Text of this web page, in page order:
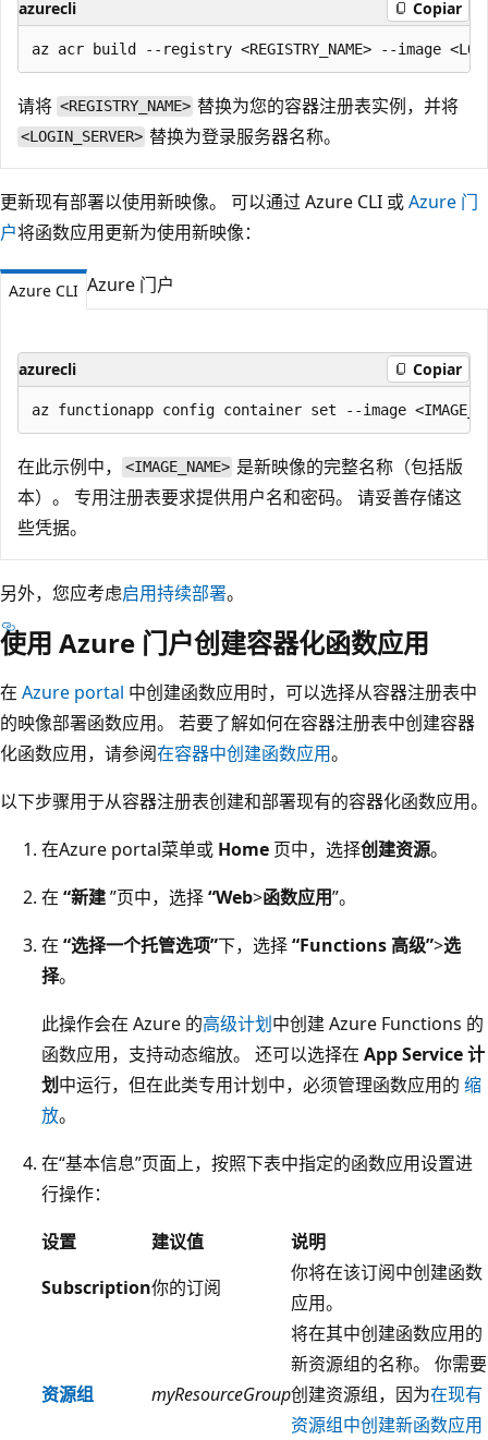
azurecli Copiar
请将 <REGISTRY_NAME> 替换为您的容器注册表实例，并将
<LOGIN_SERVER> 替换为登录服务器名称。
更新现有部署以使用新映像。 可以通过 Azure CLI 或Azure 门
户将函数应用更新为使用新映像：
Azure CLI Azure 门户
azurecli Copiar
在此示例中， <IMAGE_NAME> 是新映像的完整名称（包括版
本）。 专用注册表要求提供用户名和密码。 请妥善存储这
些凭据。
另外，您应考虑启用持续部署。
使用 Azure 门户创建容器化函数应用
在 Azure portal 中创建函数应用时，可以选择从容器注册表中
的映像部署函数应用。 若要了解如何在容器注册表中创建容器
化函数应用，请参阅在容器中创建函数应用。
以下步骤用于从容器注册表创建和部署现有的容器化函数应用。
在Azure portal菜单或 Home 页中，选择创建资源。
在 “新建”页中，选择“Web>函数应用”。
在 “选择一个托管选项”下，选择“Functions 高级”>选
择。
此操作会在 Azure 的高级计划中创建 Azure Functions 的
函数应用，支持动态缩放。 还可以选择在 App Service 计
划中运行，但在此类专用计划中，必须管理函数应用的 缩
放。
在“基本信息”页面上，按照下表中指定的函数应用设置进
行操作：
设置
建议值
说明
Subscription你的订阅
你将在该订阅中创建函数
应用。
资源组 myResourceGroup
将在其中创建函数应用的
新资源组的名称。 你需要
创建资源组，因为在现有
资源组中创建新函数应用